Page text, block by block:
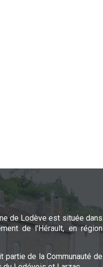
de Lodève est située dans
de l'Hérault, en région
partie de la Communauté de